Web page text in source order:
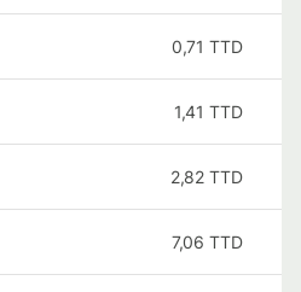
0,71 TTD
1,41 TTD
2,82 TTD
7,06 TTD